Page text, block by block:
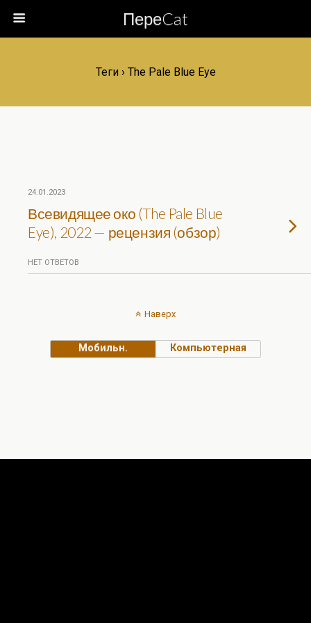
ПереCat
Теги › The Pale Blue Eye
24.01.2023
Всевидящее око (The Pale Blue
Eye), 2022 — рецензия (обзор)
НЕТ ОТВЕТОВ
Наверх
Мобильн. Компьютерная